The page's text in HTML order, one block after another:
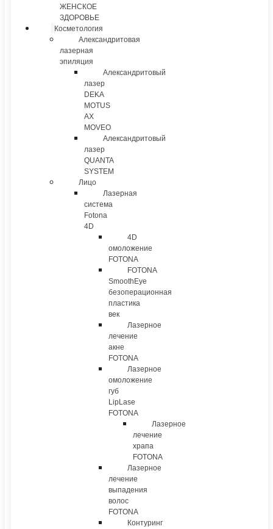
ЖЕНСКОЕ
ЗДОРОВЬЕ
Косметология
Александритовая
лазерная
эпиляция
Александритовый
лазер
DEKA
MOTUS
AX
MOVEO
Александритовый
лазер
QUANTA
SYSTEM
Лицо
Лазерная
система
Fotona
4D
4D
омоложение
FOTONA
FOTONA
SmoothEye
безоперационная
пластика
век
Лазерное
лечение
акне
FOTONA
Лазерное
омоложение
губ
LipLase
FOTONA
Лазерное
лечение
храпа
FOTONA
Лазерное
лечение
выпадения
волос
FOTONA
Контуринг